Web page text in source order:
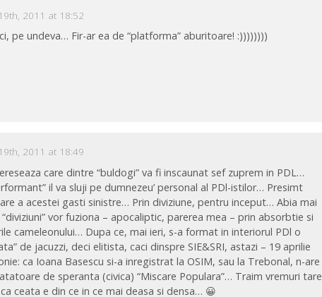
2011 at 18:52
pe undeva… Fir-ar ea de “platforma” aburitoare! :))))))))
2011 at 18:49
care dintre “buldogi” va fi inscaunat sef zuprem in PDL…
il va sluji pe dumnezeu’ personal al PDl-istilor… Presimt
a acestei gasti sinistre… Prin diviziune, pentru inceput… Abia mai
vor fuziona – apocaliptic, parerea mea – prin absorbtie si
cameleonului… Dupa ce, mai ieri, s-a format in interiorul PDl o
de jacuzzi, deci elitista, caci dinspre SIE&SRI, astazi – 19 aprilie
ca Ioana Basescu si-a inregistrat la OSIM, sau la Trebonal, n-are
de speranta (civica) “Miscare Populara”… Traim vremuri tare
ceata e din ce in ce mai deasa si densa… 😀